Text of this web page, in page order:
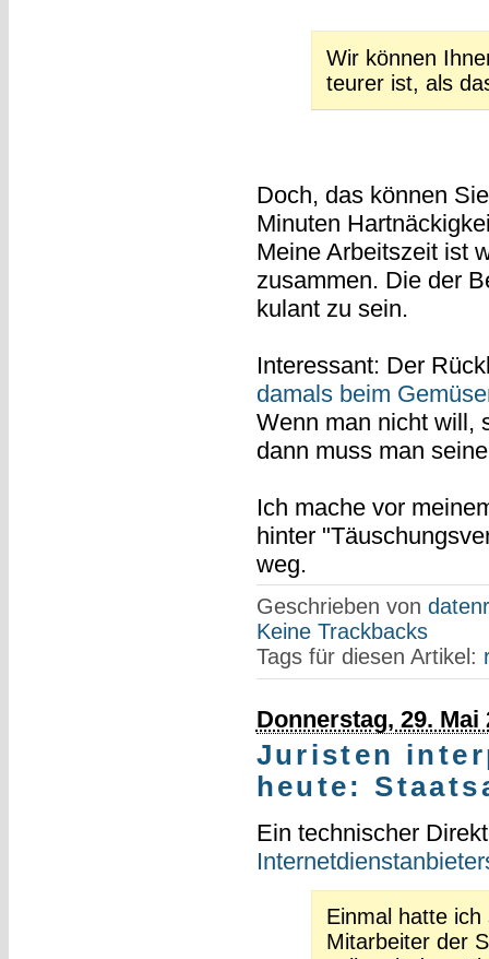
Wir können
teurer ist, als
Doch, das können
Minuten
Meine Arbeitszeit ist
zusammen. Die der
kulant zu sein.
Interessant: Der
damals beim
Wenn man nicht will,
dann muss man
Ich mache vor
hinter
weg.
Geschrieben von
Keine Trackbacks
Tags für diesen Artikel:
Donnerstag, 29. Mai
Juristen
heute:
Ein technischer
Einmal hatte
Mitarbeiter der